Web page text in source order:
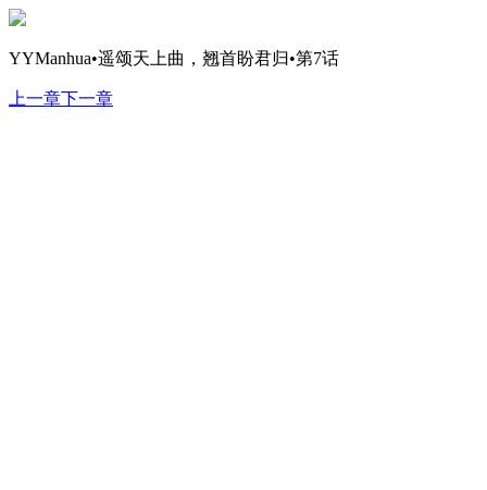
YYManhua•遥颂天上曲，翘首盼君归•第7话
上一章下一章